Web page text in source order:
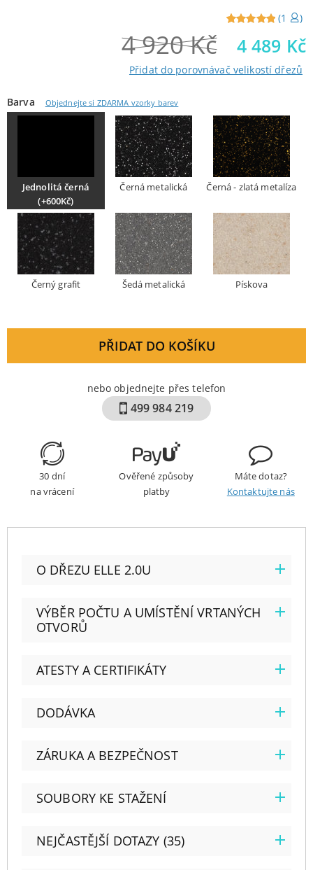
out of
5 from
(1 )
4 920Kč 4 489 Kč
Přidat do porovnávač velikostí dřezů
Barva Objednejte si ZDARMA vzorky barev
Jednolitá černá
(+600Kč)
Černá metalická Černá - zlatá metalíza
Černý grafit Šedá metalická Pískova
PŘIDAT DO KOŠÍKU
nebo objednejte přes telefon
499 984 219
30 dní
na vrácení
Ověřené způsoby
platby
Máte dotaz?
Kontaktujte nás
O DŘEZU ELLE 2.0U
VÝBĚR POČTU A UMÍSTĚNÍ VRTANÝCH
OTVORŮ
ATESTY A CERTIFIKÁTY
DODÁVKA
ZÁRUKA A BEZPEČNOST
SOUBORY KE STAŽENÍ
NEJČASTĚJŠÍ DOTAZY (35)